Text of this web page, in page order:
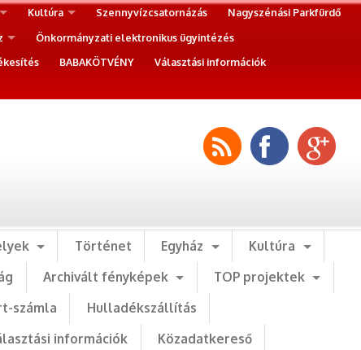
Kultúra Szennyvízcsatornázás
Nagyszénási Parkfürdő
Önkormányzati elektronikus ügyintézés
BABAKÖTVÉNY
Választási információk
Történet Egyház
Kultúra
Archivált fényképek
TOP projektek
számla
Hulladékszállítás
információk
Közadatkereső